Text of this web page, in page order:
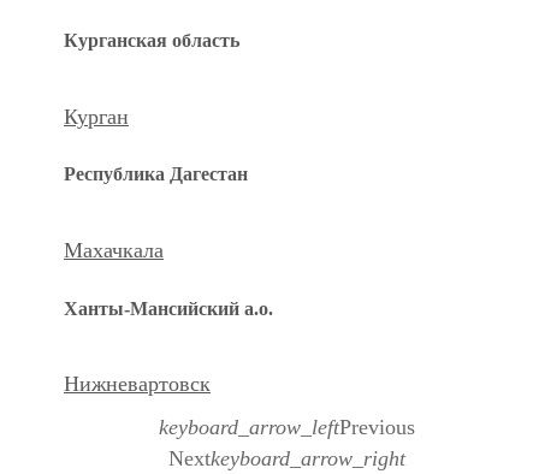
Курганская область
Курган
Республика Дагестан
Махачкала
Ханты-Мансийский а.о.
Нижневартовск
keyboard_arrow_leftPrevious
Nextkeyboard_arrow_right